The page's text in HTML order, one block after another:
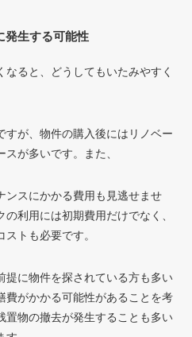
発生する可能性
ると、どうしてもいたみやすく
すが、物件の購入後にはリノベー
が多いです。また、
ンスにかかる費用も見逃せませ
利用には初期費用だけでなく、
トも必要です。
提に物件を探されている方も多い
費がかかる可能性があることを考
置物の撤去が発生することも多い